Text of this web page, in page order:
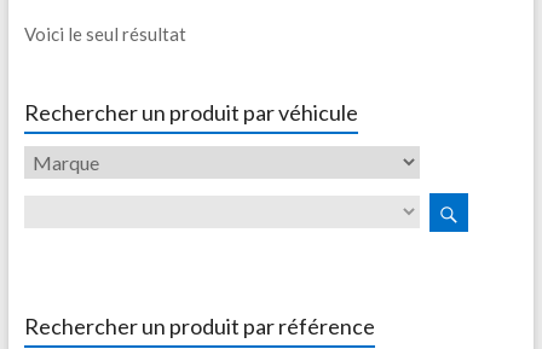
Voici le seul résultat
Rechercher un produit par véhicule
Rechercher un produit par référence